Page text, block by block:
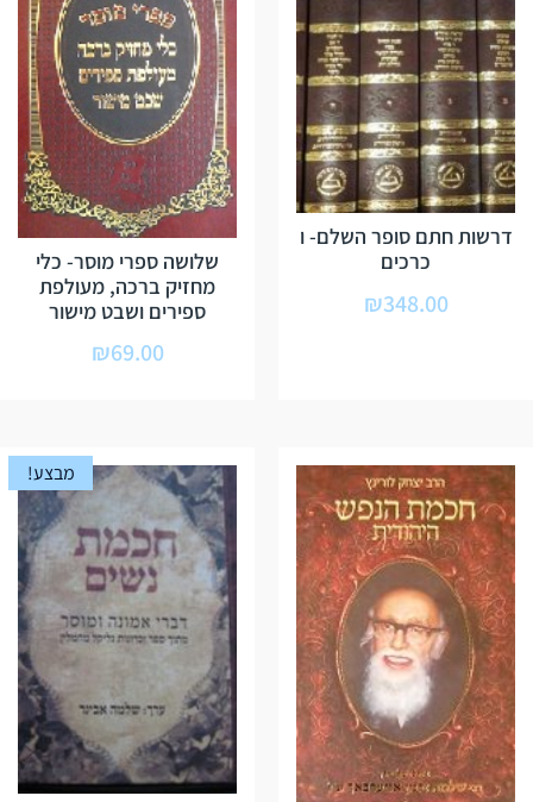
דרשות חתם סופר השלם- ו
כרכים
₪348.00
שלושה ספרי מוסר- כלי
מחזיק ברכה, מעולפת
ספירים ושבט מישור
₪69.00
מבצע!